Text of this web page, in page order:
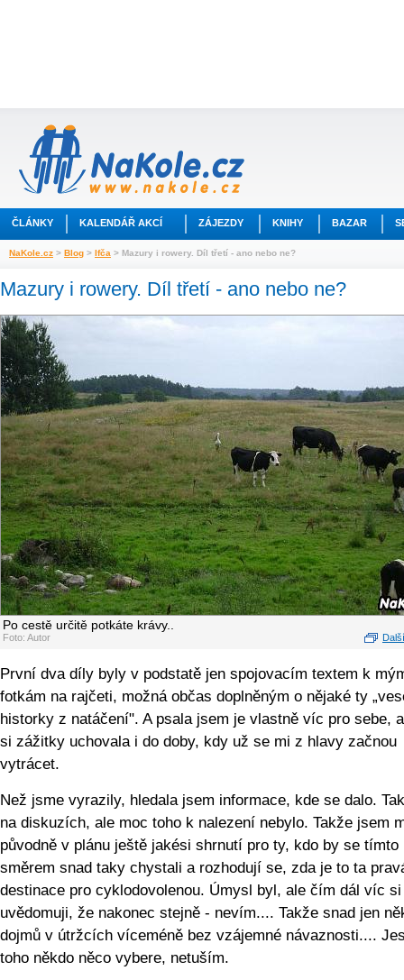
ČLÁNKY KALENDÁŘ AKCÍ ZÁJEZDY KNIHY BAZAR
NaKole.cz > Blog > Ifča > Mazury i rowery. Díl třetí - ano nebo ne?
Mazury i rowery. Díl třetí - ano nebo ne?
Po cestě určitě potkáte krávy..
Foto: Autor
První dva díly byly v podstatě jen spojovacím textem k
fotkám na rajčeti, možná občas doplněným o nějaké ty
historky z natáčení". A psala jsem je vlastně víc pro sebe,
si zážitky uchovala i do doby, kdy už se mi z hlavy začnou
vytrácet.
Než jsme vyrazily, hledala jsem informace, kde se dalo.
na diskuzích, ale moc toho k nalezení nebylo. Takže jsem
původně v plánu ještě jakési shrnutí pro ty, kdo by se tímto
směrem snad taky chystali a rozhodují se, zda je to ta
destinace pro cyklodovolenou. Úmysl byl, ale čím dál víc si
uvědomuji, že nakonec stejně - nevím.... Takže snad jen
dojmů v útržcích víceméně bez vzájemné návaznosti....
toho někdo něco vybere, netuším.